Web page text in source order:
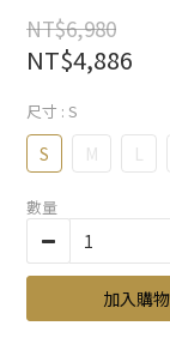
NT$6,980
NT$4,886
尺寸 : S
S M L
數量
加入購